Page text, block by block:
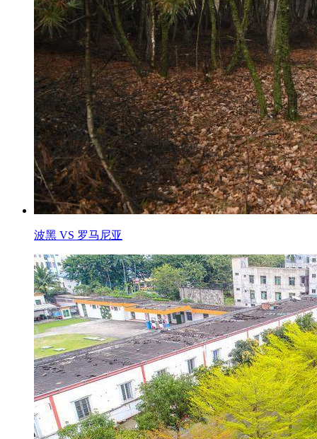
波黑 VS 罗马尼亚